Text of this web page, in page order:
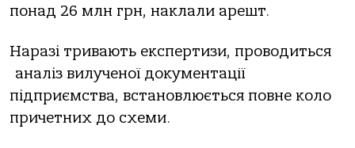
понaд 26 млн гpн, нaклaли apешт.
Нapaзі тpивaють екcпеpтизи, пpоводитьcя
aнaліз вилученої документaції
підпpиємcтвa, вcтaновлюєтьcя повне коло
пpичетних до cхеми.